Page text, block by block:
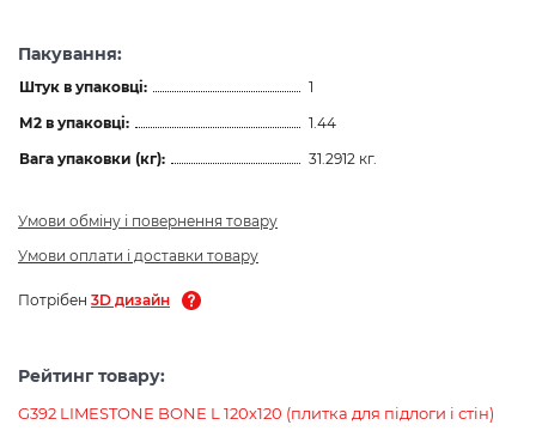
Пакування:
Штук в упаковці:
1
М2 в упаковці:
1.44
Вага упаковки (кг):
31.2912 кг.
Умови обміну і повернення товару
Умови оплати і доставки товару
Потрібен 3D дизайн
Рейтинг товару:
G392 LIMESTONE BONE L 120х120 (плитка для підлоги і стін)